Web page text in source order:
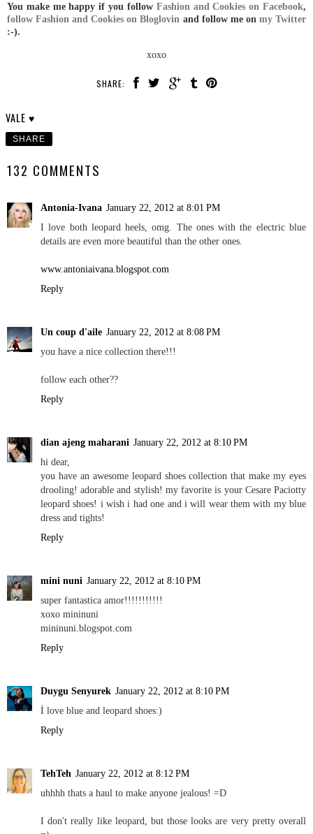
You make me happy if you follow Fashion and Cookies on Facebook,
follow Fashion and Cookies on Bloglovin and follow me on my Twitter
:-).
xoxo
SHARE:
VALE ♥
SHARE
132 COMMENTS
Antonia-Ivana January 22, 2012 at 8:01 PM
I love both leopard heels, omg. The ones with the electric blue
details are even more beautiful than the other ones.
www.antoniaivana.blogspot.com
Reply
Un coup d'aile January 22, 2012 at 8:08 PM
you have a nice collection there!!!
follow each other??
Reply
dian ajeng maharani January 22, 2012 at 8:10 PM
hi dear,
you have an awesome leopard shoes collection that make my eyes
drooling! adorable and stylish! my favorite is your Cesare Paciotty
leopard shoes! i wish i had one and i will wear them with my blue
dress and tights!
Reply
mini nuni January 22, 2012 at 8:10 PM
super fantastica amor!!!!!!!!!!!
xoxo mininuni
mininuni.blogspot.com
Reply
Duygu Senyurek January 22, 2012 at 8:10 PM
İ love blue and leopard shoes:)
Reply
TehTeh January 22, 2012 at 8:12 PM
uhhhh thats a haul to make anyone jealous! =D
I don't really like leopard, but those looks are very pretty overall